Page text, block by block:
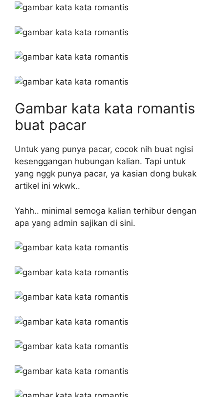
Gambar kata kata romantis
buat pacar
Untuk yang punya pacar, cocok nih buat ngisi
kesenggangan hubungan kalian. Tapi untuk
yang nggk punya pacar, ya kasian dong bukak
artikel ini wkwk..
Yahh.. minimal semoga kalian terhibur dengan
apa yang admin sajikan di sini.